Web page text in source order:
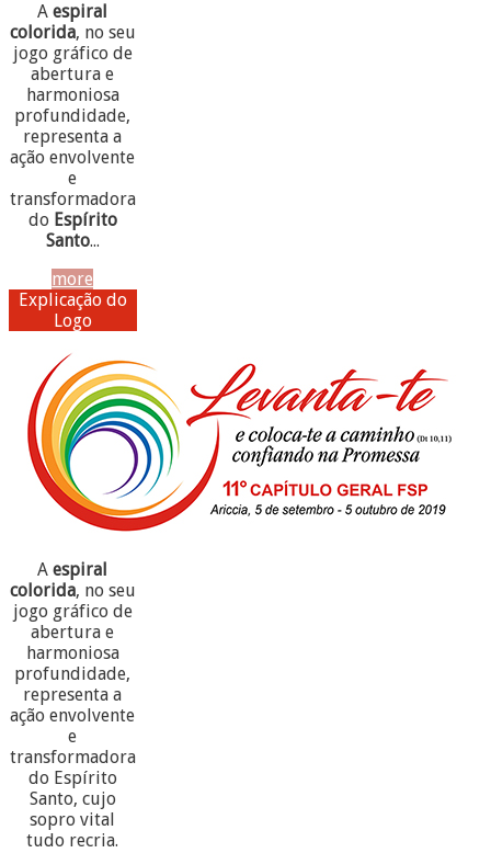
Aespiral
colorida, no seu
jogo gráfico de
abertura e
harmoniosa
profundidade,
representa a
ação envolvente
e
transformadora
do Espírito
Santo...
more
Explicação do
Logo
Aespiral
colorida, no seu
jogo gráfico de
abertura e
harmoniosa
profundidade,
representa a
ação envolvente
e
transformadora
do Espírito
Santo, cujo
sopro vital
tudo recria.